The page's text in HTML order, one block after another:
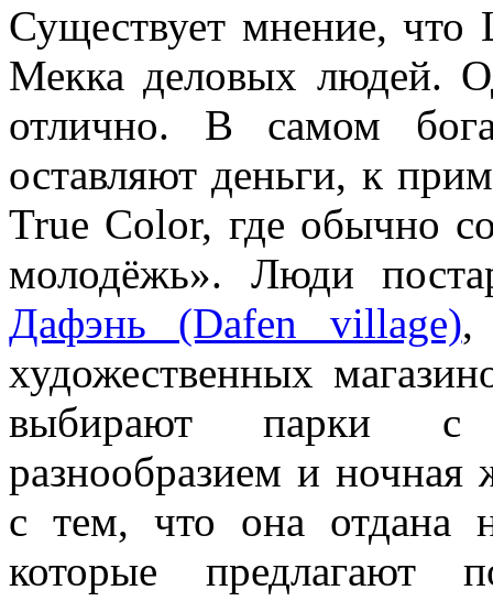
Существует мнение, что
Мекка деловых людей.
отлично. В самом
оставляют деньги, к
True Color, где обычно
молодёжь». Люди
Дафэнь (Dafen village),
художественных
выбирают парки с
разнообразием и
с тем, что она отдана
которые предлагают